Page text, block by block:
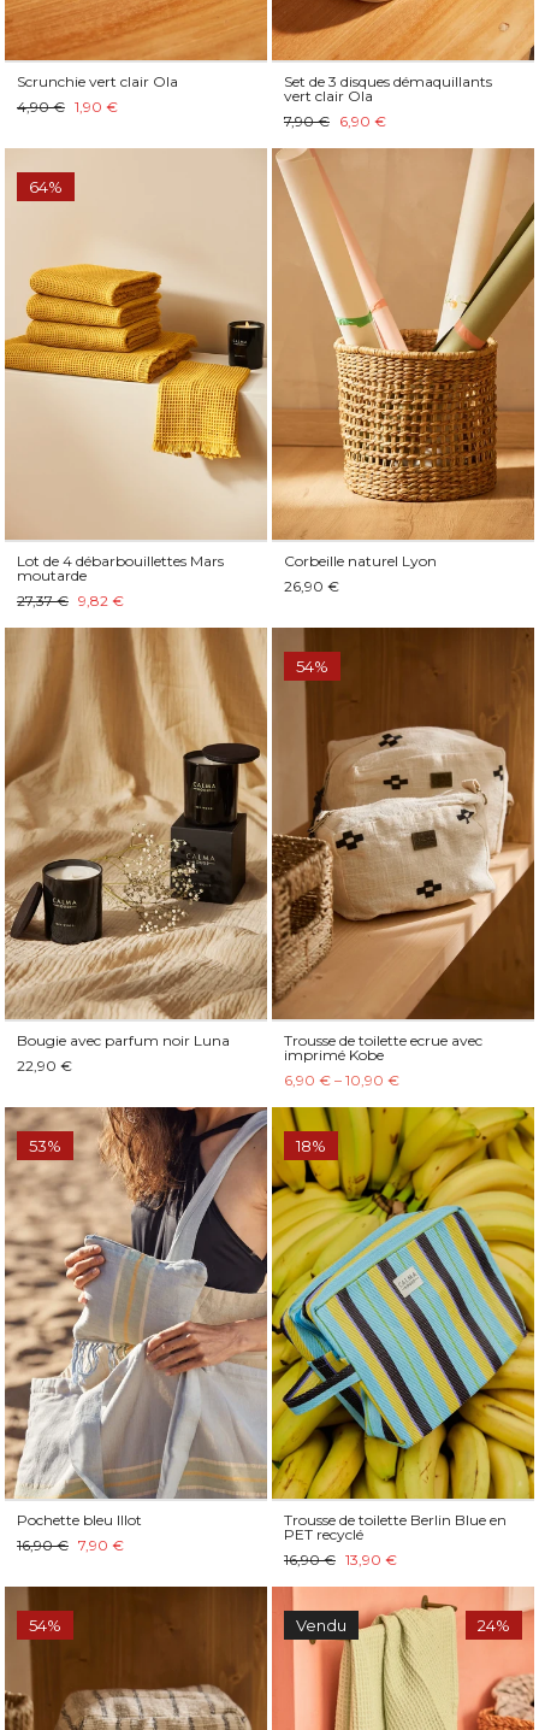
Scrunchie vert clair Ola
4,90 € 1,90 €
Set de 3 disques démaquillants
vert clair Ola
7,90 € 6,90 €
64%
Lot de 4 débarbouillettes Mars
moutarde
27,37 € 9,82 €
Corbeille naturel Lyon
26,90 €
Bougie avec parfum noir Luna
22,90 €
54%
Trousse de toilette ecrue avec
imprimé Kobe
6,90 € – 10,90 €
53%
Pochette bleu Illot
16,90 € 7,90 €
18%
Trousse de toilette Berlin Blue en
PET recyclé
16,90 € 13,90 €
54% Vendu 24%